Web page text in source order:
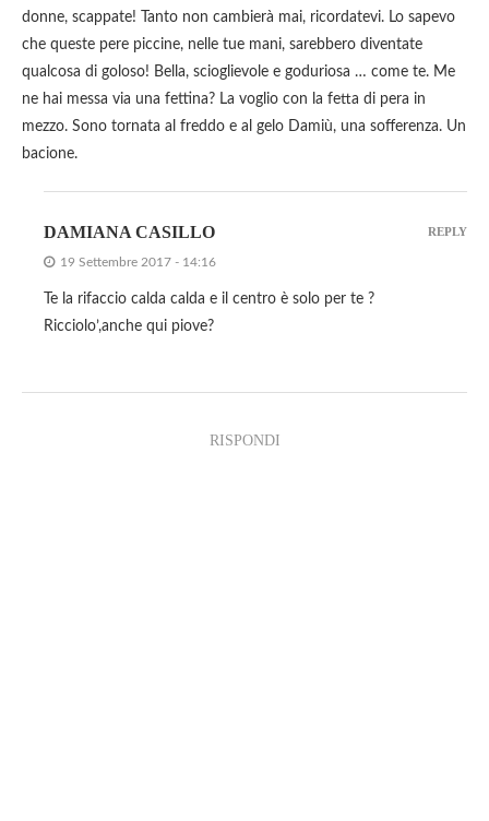
donne, scappate! Tanto non cambierà mai, ricordatevi. Lo sapevo
che queste pere piccine, nelle tue mani, sarebbero diventate
qualcosa di goloso! Bella, scioglievole e goduriosa … come te. Me
ne hai messa via una fettina? La voglio con la fetta di pera in
mezzo. Sono tornata al freddo e al gelo Damiù, una sofferenza. Un
bacione.
DAMIANA CASILLO
19 Settembre 2017 - 14:16
Te la rifaccio calda calda e il centro è solo per te ?
Ricciolo’,anche qui piove?
REPLY
RISPONDI